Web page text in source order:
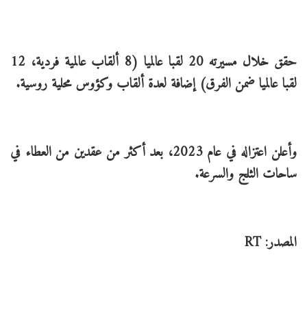
حقق خلال مسيرته 20 لقبا عالميا (8 ألقاب عالمية فردية، 12
لقبا عالميا ضمن الفرق) إضافة لعدة ألقاب وكؤوس محلية روسية.
وأعلن اعتزاله في عام 2023، بعد أكثر من عقدين من العطاء في
ساحات الثلج والسرعة.
المصدر: RT